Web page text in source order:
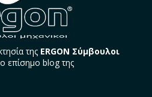
της ERGON Σύμβουλοι
επίσημο blog της